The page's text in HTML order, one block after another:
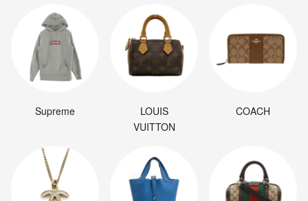
Supreme
LOUIS
VUITTON
COACH